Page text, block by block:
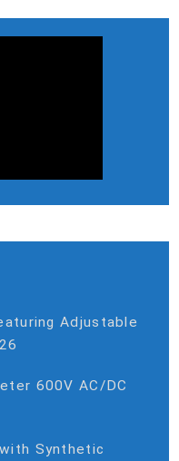
Adjustable
600V AC/DC
Synthetic